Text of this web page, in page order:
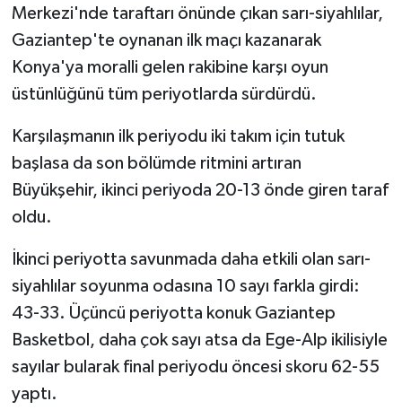
Merkezi'nde taraftarı önünde çıkan sarı-siyahlılar,
Gaziantep'te oynanan ilk maçı kazanarak
Konya'ya moralli gelen rakibine karşı oyun
üstünlüğünü tüm periyotlarda sürdürdü.
Karşılaşmanın ilk periyodu iki takım için tutuk
başlasa da son bölümde ritmini artıran
Büyükşehir, ikinci periyoda 20-13 önde giren taraf
oldu.
İkinci periyotta savunmada daha etkili olan sarı-
siyahlılar soyunma odasına 10 sayı farkla girdi:
43-33. Üçüncü periyotta konuk Gaziantep
Basketbol, daha çok sayı atsa da Ege-Alp ikilisiyle
sayılar bularak final periyodu öncesi skoru 62-55
yaptı.